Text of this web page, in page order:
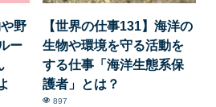
野
ー
【世界の仕事131】海洋の
生物や環境を守る活動を
する仕事「海洋生態系保
護者」とは？
897